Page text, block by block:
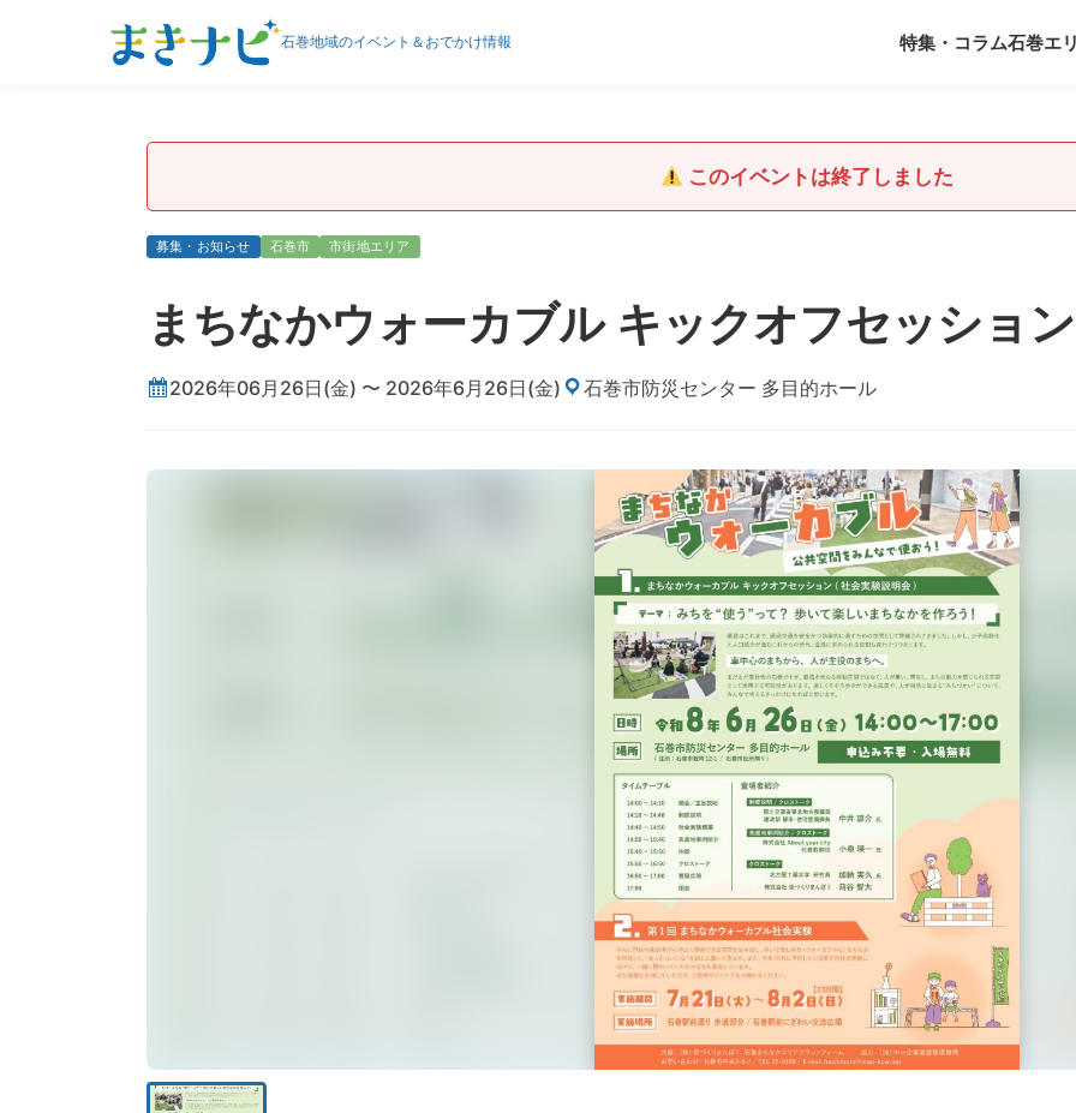
石巻地域のイベント＆おでかけ情報 特集・コラム石巻エ
このイベントは終了しました
募集・お知らせ 石巻市 市街地エリア
まちなかウォーカブル キックオフセッション
2026年06月26日(金) 〜 2026年6月26日(金) 石巻市防災センター 多目的ホール